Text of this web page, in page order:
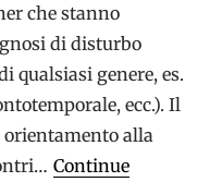
che stanno
di disturbo
qualsiasi genere, es.
ecc.). Il
orientamento alla
Continue